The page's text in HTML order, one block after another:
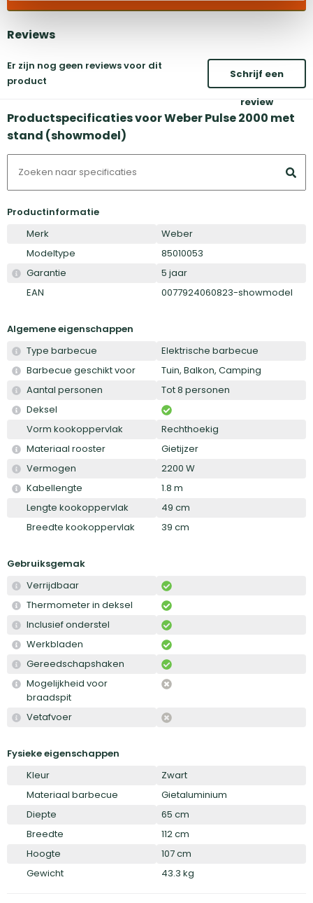
Reviews
Er zijn nog geen reviews voor dit
product
Schrijf een
review
Productspecificaties voor Weber Pulse 2000 met
stand (showmodel)
Productinformatie
Merk
Weber
Modeltype
85010053
Garantie
5 jaar
EAN
0077924060823-showmodel
Algemene eigenschappen
Type barbecue
Elektrische barbecue
Barbecue geschikt voor
Tuin, Balkon, Camping
Aantal personen
Tot 8 personen
Deksel
Vorm kookoppervlak
Rechthoekig
Materiaal rooster
Gietijzer
Vermogen
2200 W
Kabellengte
1.8 m
Lengte kookoppervlak
49 cm
Breedte kookoppervlak
39 cm
Gebruiksgemak
Verrijdbaar
Thermometer in deksel
Inclusief onderstel
Werkbladen
Gereedschapshaken
Mogelijkheid voor
braadspit
Vetafvoer
Fysieke eigenschappen
Kleur
Zwart
Materiaal barbecue
Gietaluminium
Diepte
65 cm
Breedte
112 cm
Hoogte
107 cm
Gewicht
43.3 kg